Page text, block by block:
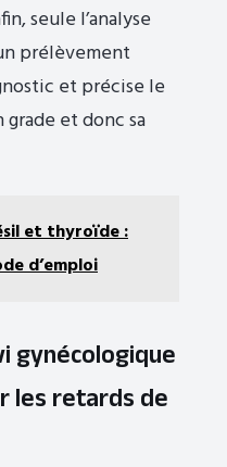
seule l’analyse
prélèvement
et précise le
et donc sa
et thyroïde :
d’emploi
gynécologique
les retards de